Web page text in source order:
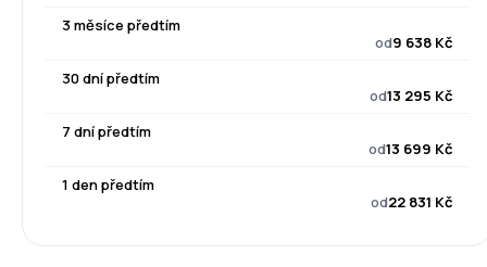
3 měsíce předtím
od9 638 Kč
30 dní předtím
od13 295 Kč
7 dní předtím
od13 699 Kč
1 den předtím
od22 831 Kč